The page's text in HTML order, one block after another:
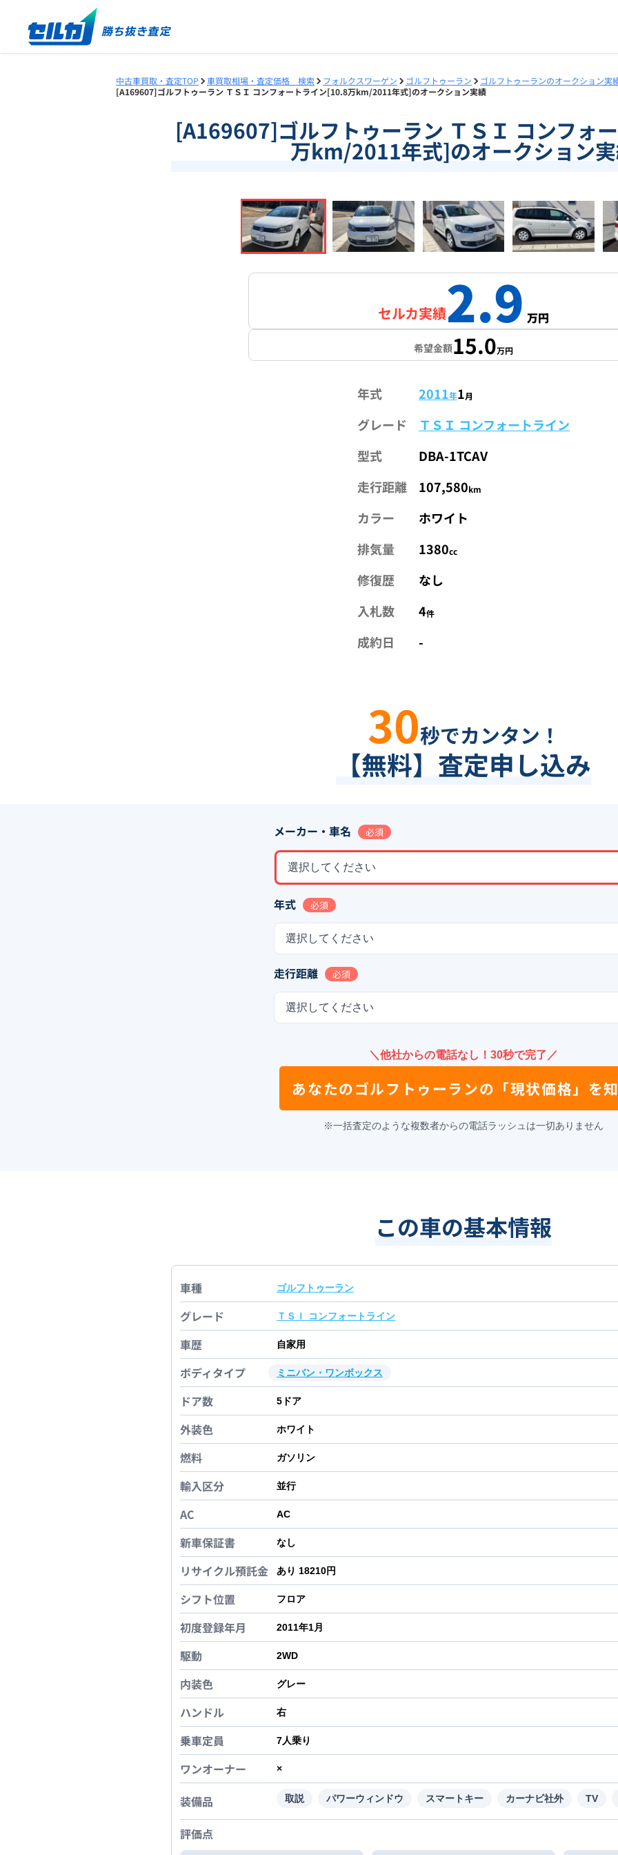
中古車買取・査定TOP 車買取相場・査定価格 検索 フォルクスワーゲン ゴルフトゥーラン
ゴルフトゥーランのオークション実
[A169607]ゴルフトゥーラン ＴＳＩ コンフォートライン[10.8万km/2011年式]のオークション実績
[A169607]ゴルフトゥーラン ＴＳＩ コンフォ
万km/2011年式]のオークション
セルカ実績2.9 万円
希望金額15.0万円
年式 2011年1月
グレード
ＴＳＩ コンフォートライン
型式
DBA-1TCAV
走行距離
107,580km
カラー
ホワイト
排気量
1380cc
修復歴
なし
入札数
4件
成約日 -
30秒でカンタン！
【無料】査定申し込み
メーカー・車名 必須
選択してください
年式 必須
選択してください
走行距離 必須
選択してください
＼他社からの電話なし！30秒で完了／
あなたのゴルフトゥーランの 「現状価格」を
※一括査定のような複数者からの電話ラッシュは一切ありません
この車の基本情報
車種 ゴルフトゥーラン
グレード ＴＳＩ コンフォートライン
車歴 自家用
ボディタイプ ミニバン・ワンボックス
ドア数 5 ドア
外装色 ホワイト
燃料 ガソリン
輸入区分 並行
AC AC
新車保証書 なし
リサイクル預託金 あり 18210円
シフト位置 フロア
初度登録年月 2011年1月
駆動 2WD
内装色 グレー
ハンドル 右
乗車定員 7人乗り
ワンオーナー ×
装備品 取説 パワーウィンドウ スマートキー カーナビ社外 TV
評価点